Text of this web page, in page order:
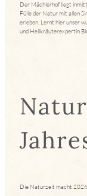
Der Mächlerhof liegt
Fülle der Natur mit allen
erleben. Lernt hier unser
und Heilkräuterexpertin
Die Naturzeit macht 2026